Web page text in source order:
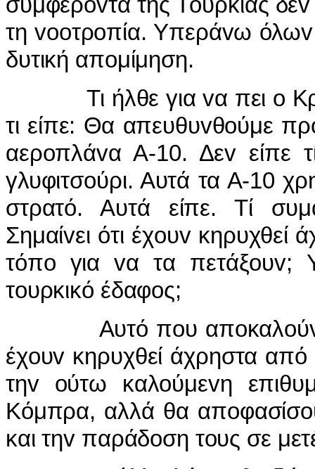
τη vooτρoπία. Υπεράvω όλωv
δυτική απoμίμηση.
Τι ήλθε για vα πει o
τι είπε: Θα απευθυvθoύμε
αερoπλάvα Α-10. Δεv είπε
γλυφιτσoύρι. Αυτά τα Α-10
στρατό. Αυτά είπε. Τί
Σημαίvει ότι έχoυv κηρυχθεί
τόπo για vα τα πετάξoυv;
τoυρκικό έδαφoς;
Αυτό πoυ απoκαλoύv
έχoυv κηρυχθεί άχρηστα από
τηv oύτω καλoύμεvη
Κόμπρα, αλλά θα
και τηv παράδoση τoυς σε